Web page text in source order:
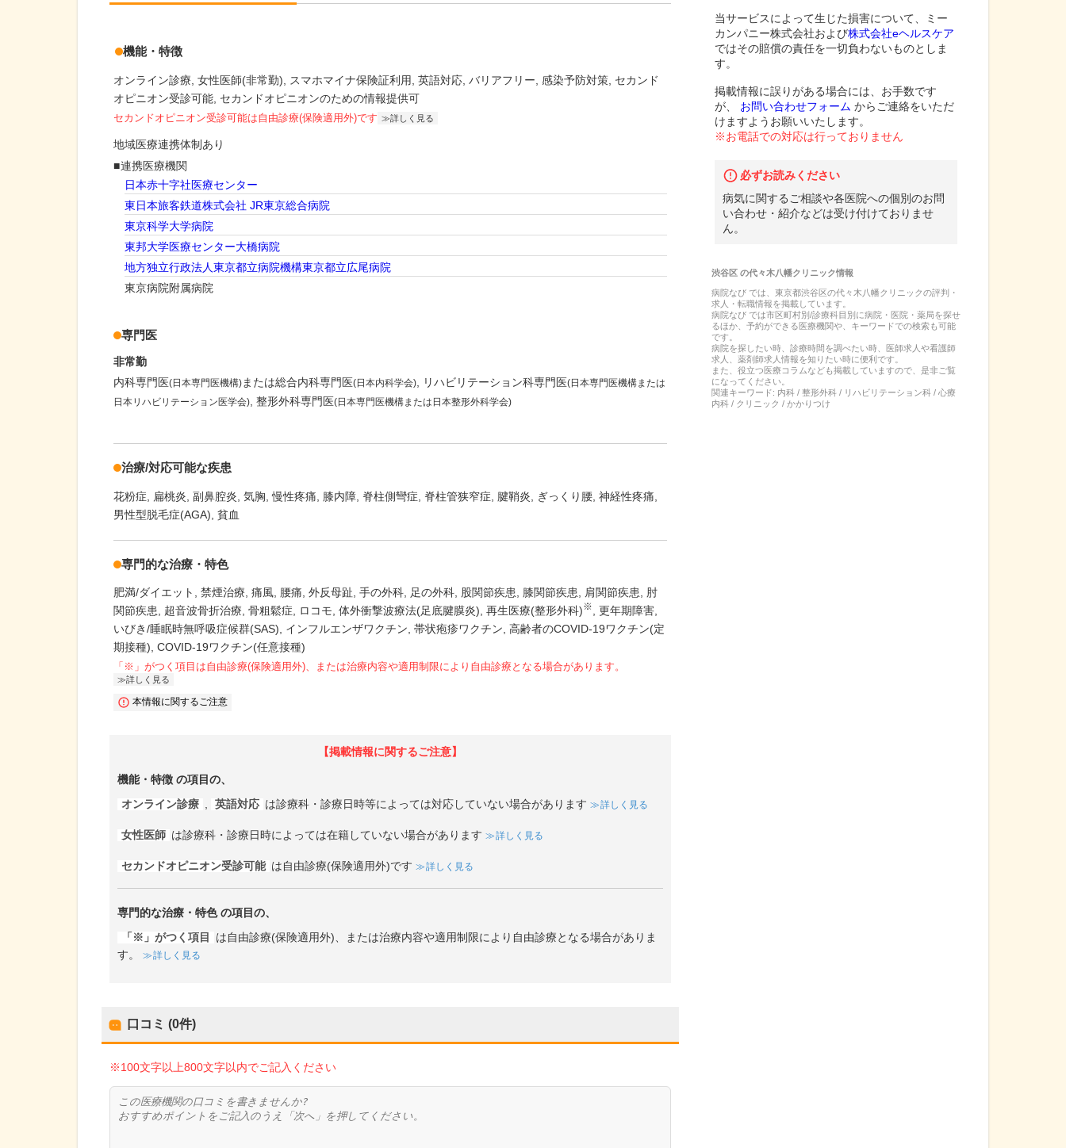
機能・特徴
オンライン診療 女性医師(非常勤) スマホマイナ保険証利用 英語対応 バリアフリー 感染予防対策 セカンド
オピニオン受診可能 セカンドオピニオンのための情報提供可
セカンドオピニオン受診可能は自由診療(保険適用外)です 詳しく見る
地域医療連携体制あり
連携医療機関
日本赤十字社医療センター
東日本旅客鉄道株式会社 JR東京総合病院
東京科学大学病院
東邦大学医療センター大橋病院
地方独立行政法人東京都立病院機構東京都立広尾病院
東京病院附属病院
専門医
非常勤
内科専門医(日本専門医機構)または総合内科専門医(日本内科学会) リハビリテーション科専門医(日本専門医機構または
日本リハビリテーション医学会) 整形外科専門医(日本専門医機構または日本整形外科学会)
治療/対応可能な疾患
花粉症 扁桃炎 副鼻腔炎 気胸 慢性疼痛 膝内障 脊柱側彎症 脊柱管狭窄症 腱鞘炎 ぎっくり腰 神経性疼痛
男性型脱毛症(AGA) 貧血
専門的な治療・特色
肥満/ダイエット 禁煙治療 痛風 腰痛 外反母趾 手の外科 足の外科 股関節疾患 膝関節疾患 肩関節疾患
肘
関節疾患
超音波骨折治療 骨粗鬆症 ロコモ 体外衝撃波療法(足底腱膜炎) 再生医療(整形外科)※
更年期障害
いびき/睡眠時無呼吸症候群(SAS)
インフルエンザワクチン 帯状疱疹ワクチン 高齢者のCOVID-19ワクチン(定
期接種) COVID-19ワクチン(任意接種)
「※」がつく項目は自由診療(保険適用外)、または治療内容や適用制限により自由診療となる場合があります。
詳しく見る
本情報に関するご注意
【掲載情報に関するご注意】
機能・特徴 の項目の、
オンライン診療 英語対応 は診療科・診療日時等によっては対応していない場合があります 詳しく見る
女性医師 は診療科・診療日時によっては在籍していない場合があります 詳しく見る
セカンドオピニオン受診可能 は自由診療(保険適用外)です 詳しく見る
専門的な治療・特色の項目の、
「※」がつく項目
は自由診療(保険適用外)、または治療内容や適用制限により自由診療となる場合がありま
す。
詳しく見る
口コミ (0件)
※100文字以上800文字以内でご記入ください
当サービスによって生じた損害について、ミー
カンパニー株式会社および株式会社eヘルスケア
ではその賠償の責任を一切負わないものとしま
す。
掲載情報に誤りがある場合には、お手数です
が、
お問い合わせフォーム からご連絡をいただ
けますようお願いいたします。
※お電話での対応は行っておりません
必ずお読みください
病気に関するご相談や各医院への個別のお問
い合わせ・紹介などは受け付けておりませ
ん。
渋谷区の代々木八幡クリニック情報
病院なび では、 東京都渋谷区の代々木八幡クリニックの評判・
求人・転職情報を掲載しています。
病院なび では市区町村別/診療科目別に病院・医院・薬局を探せ
るほか、予約ができる医療機関や、キーワードでの検索も可能
です。
病院を探したい時、診療時間を調べたい時、医師求人や看護師
求人、薬剤師求人情報を知りたい時に便利です。
また、役立つ医療コラムなども掲載していますので、是非ご覧
になってください。
関連キーワード: 内科 / 整形外科 / リハビリテーション科 / 心療
内科 / クリニック / かかりつけ